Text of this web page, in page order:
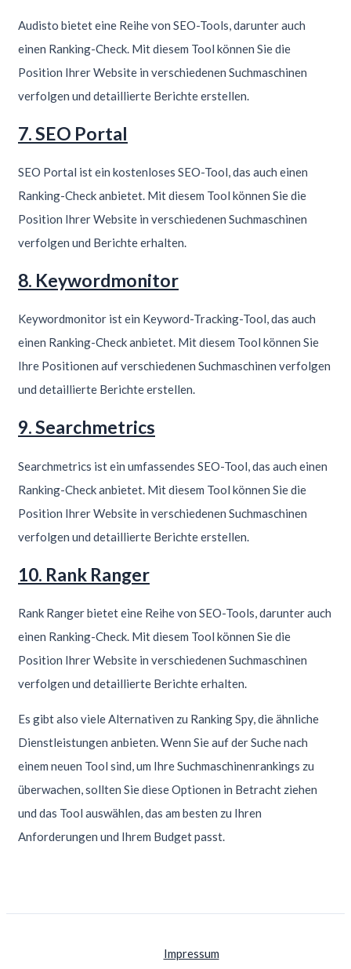
Audisto bietet eine Reihe von SEO-Tools, darunter auch
einen Ranking-Check. Mit diesem Tool können Sie die
Position Ihrer Website in verschiedenen Suchmaschinen
verfolgen und detaillierte Berichte erstellen.
7. SEO Portal
SEO Portal ist ein kostenloses SEO-Tool, das auch einen
Ranking-Check anbietet. Mit diesem Tool können Sie die
Position Ihrer Website in verschiedenen Suchmaschinen
verfolgen und Berichte erhalten.
8. Keywordmonitor
Keywordmonitor ist ein Keyword-Tracking-Tool, das auch
einen Ranking-Check anbietet. Mit diesem Tool können Sie
Ihre Positionen auf verschiedenen Suchmaschinen verfolgen
und detaillierte Berichte erstellen.
9. Searchmetrics
Searchmetrics ist ein umfassendes SEO-Tool, das auch einen
Ranking-Check anbietet. Mit diesem Tool können Sie die
Position Ihrer Website in verschiedenen Suchmaschinen
verfolgen und detaillierte Berichte erstellen.
10. Rank Ranger
Rank Ranger bietet eine Reihe von SEO-Tools, darunter auch
einen Ranking-Check. Mit diesem Tool können Sie die
Position Ihrer Website in verschiedenen Suchmaschinen
verfolgen und detaillierte Berichte erhalten.
Es gibt also viele Alternativen zu Ranking Spy, die ähnliche
Dienstleistungen anbieten. Wenn Sie auf der Suche nach
einem neuen Tool sind, um Ihre Suchmaschinenrankings zu
überwachen, sollten Sie diese Optionen in Betracht ziehen
und das Tool auswählen, das am besten zu Ihren
Anforderungen und Ihrem Budget passt.
Impressum